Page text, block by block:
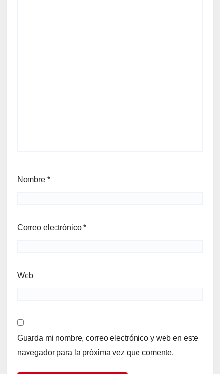
Nombre *
Correo electrónico *
Web
Guarda mi nombre, correo electrónico y web en este
navegador para la próxima vez que comente.